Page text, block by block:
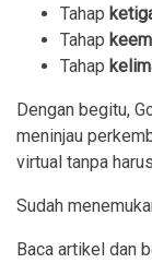
Tahap
Tahap
Tahap
Dengan begitu,
meninjau
virtual tanpa
Sudah
Baca artikel dan